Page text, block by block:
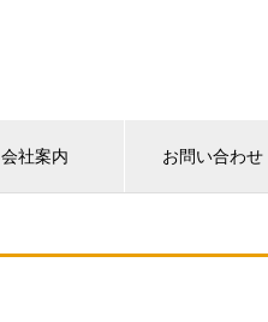
会社案内 お問い合わせ